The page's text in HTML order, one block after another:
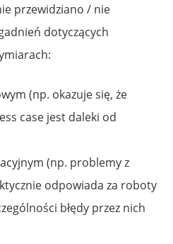
przewidziano / nie
dotyczących
(np. okazuje się, że
case jest daleki od
(np. problemy z
odpowiada za roboty
błędy przez nich